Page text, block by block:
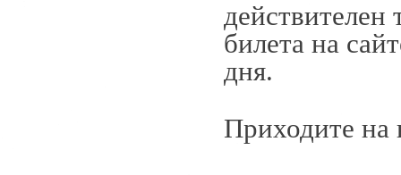
действителен
билета на
дня.
Приходите на